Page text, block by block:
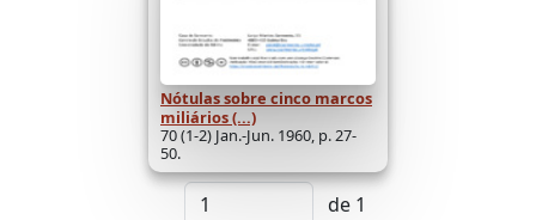
Nótulas sobre cinco marcos
miliários (...)
70 (1-2) Jan.-Jun. 1960, p. 27-
50.
de 1